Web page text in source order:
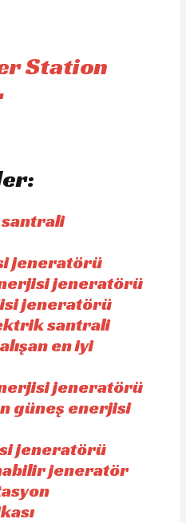
Station
jeneratörü
jeneratörü
jeneratörü
santrali
en iyi
jeneratörü
güneş enerjisi
jeneratörü
jeneratör